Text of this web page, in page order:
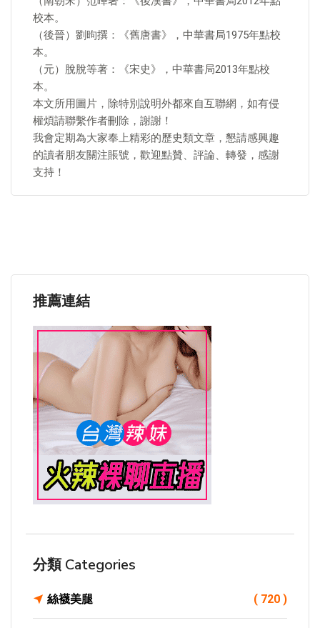
校本。
（後晉）劉昫撰：《舊唐書》，中華書局1975年點校
本。
（元）脫脫等著：《宋史》，中華書局2013年點校
本。
本文所用圖片，除特別說明外都來自互聯網，如有侵
權煩請聯繫作者刪除，謝謝！
我會定期為大家奉上精彩的歷史類文章，懇請感興趣
的讀者朋友關注賬號，歡迎點贊、評論、轉發，感謝
支持！
推薦連結
分類 Categories
絲襪美腿 ( 720 )